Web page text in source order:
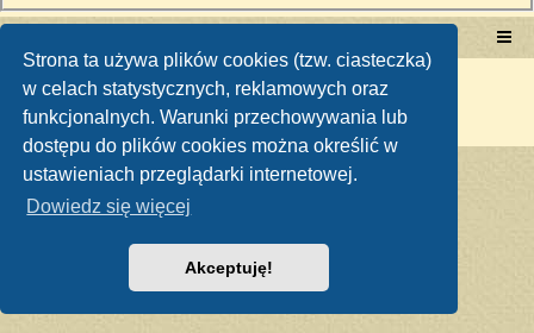
Strona ta używa plików cookies (tzw. ciasteczka)
w celach statystycznych, reklamowych oraz
funkcjonalnych. Warunki przechowywania lub
dostępu do plików cookies można określić w
ustawieniach przeglądarki internetowej.
Dowiedz się więcej
Akceptuję!
Technologię dostarcza phpBB ® Forum Software © phpBB Limited
Polski pakiet językowy dostarcza
Zasady ochrony danych osobowych|Regulamin